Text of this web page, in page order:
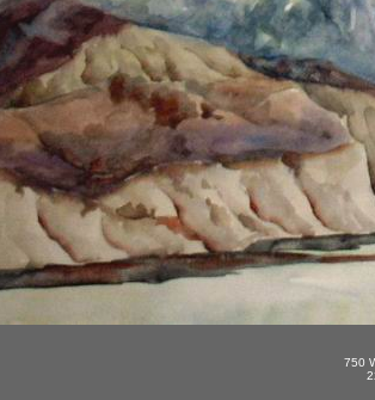
750